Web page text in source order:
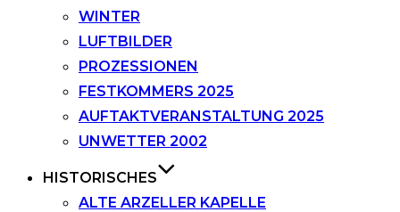
WINTER
LUFTBILDER
PROZESSIONEN
FESTKOMMERS 2025
AUFTAKTVERANSTALTUNG 2025
UNWETTER 2002
HISTORISCHES
ALTE ARZELLER KAPELLE